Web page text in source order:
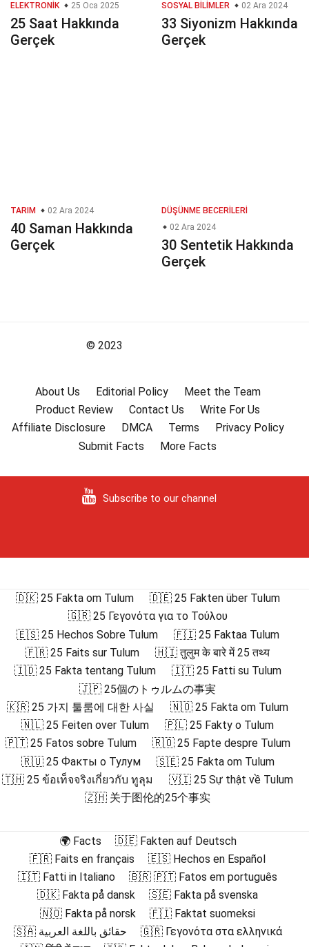
ELEKTRONIK 25 Oca 2025
25 Saat Hakkında
Gerçek
SOSYAL BILIMLER 02 Ara 2024
33 Siyonizm Hakkında
Gerçek
TARIM 02 Ara 2024
40 Saman Hakkında
Gerçek
DÜŞÜNME BECERILERI
02 Ara 2024
30 Sentetik Hakkında
Gerçek
© 2023
About Us Editorial Policy
Meet the Team
Product Review
Contact Us
Write For Us
Affiliate Disclosure
DMCA Terms
Privacy Policy
Submit Facts
More Facts
Subscribe to our channel
🇩🇰 25 Fakta om Tulum
🇩🇪 25 Fakten über Tulum
🇬🇷 25 Γεγονότα για το Τούλου
🇪🇸 25 Hechos Sobre Tulum
🇫🇮 25 Faktaa Tulum
🇫🇷 25 Faits sur Tulum
🇭🇮 तुलुम के बारे में 25 तथ्य
🇮🇩 25 Fakta tentang Tulum
🇮🇹 25 Fatti su Tulum
🇯🇵 25個のトゥルムの事実
🇰🇷 25 가지 툴룸에 대한 사실
🇳🇴 25 Fakta om Tulum
🇳🇱 25 Feiten over Tulum
🇵🇱 25 Fakty o Tulum
🇵🇹 25 Fatos sobre Tulum
🇷🇴 25 Fapte despre Tulum
🇷🇺 25 Факты о Тулум
🇸🇪 25 Fakta om Tulum
🇹🇭 25 ข้อเท็จจริงเกี่ยวกับ ทูลุม
🇻🇮 25 Sự thật về Tulum
🇿🇭 关于图伦的25个事实
🌍 Facts
🇩🇪 Fakten auf Deutsch
🇫🇷 Faits en français
🇪🇸 Hechos en Español
🇮🇹 Fatti in Italiano
🇧🇷 🇵🇹 Fatos em português
🇩🇰 Fakta på dansk
🇸🇪 Fakta på svenska
🇳🇴 Fakta på norsk
🇫🇮 Faktat suomeksi
🇸🇦 حقائق باللغة العربية
🇬🇷 Γεγονότα στα ελληνικά